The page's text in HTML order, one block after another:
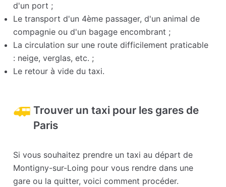
d'un port ;
Le transport d'un 4ème passager, d'un animal de
compagnie ou d'un bagage encombrant ;
La circulation sur une route difficilement praticable
: neige, verglas, etc. ;
Le retour à vide du taxi.
Trouver un taxi pour les gares de
Paris
Si vous souhaitez prendre un taxi au départ de
Montigny-sur-Loing pour vous rendre dans une
gare ou la quitter, voici comment procéder.